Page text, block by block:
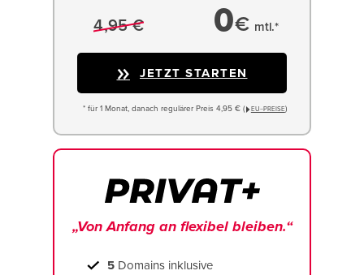
4,95 € 0€ mtl.*
JETZT STARTEN
* für 1 Monat, danach regulärer Preis 4,95 € ( EU−PREISE)
„Von Anfang an flexibel bleiben.“
5 Domains inklusive